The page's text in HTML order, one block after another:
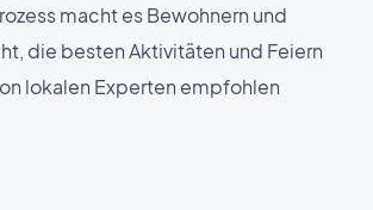
macht es Bewohnern und
die besten Aktivitäten und Feiern
lokalen Experten empfohlen